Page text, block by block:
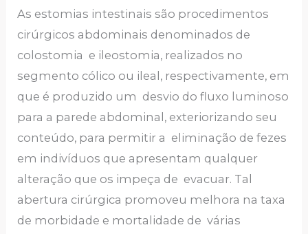
As estomias intestinais são procedimentos
cirúrgicos abdominais denominados de
colostomia e ileostomia, realizados no
segmento cólico ou ileal, respectivamente, em
que é produzido um desvio do fluxo luminoso
para a parede abdominal, exteriorizando seu
conteúdo, para permitir a eliminação de fezes
em indivíduos que apresentam qualquer
alteração que os impeça de evacuar. Tal
abertura cirúrgica promoveu melhora na taxa
de morbidade e mortalidade de várias